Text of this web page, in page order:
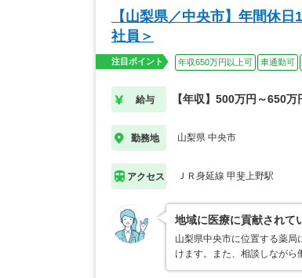
【山梨県／中央市】年間休
社員＞
注目ポイント 年収650万円以上可 車通勤可
給与 【年収】500万円～650万
勤務地 山梨県 中央市
アクセス ＪＲ身延線 甲斐上野駅
地域に医療に貢献されて
山梨県中央市に位置する薬
けます。また、相談しなが